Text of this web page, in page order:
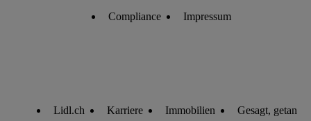
Compliance Impressum
Lidl.ch Karriere Immobilien Gesagt, getan